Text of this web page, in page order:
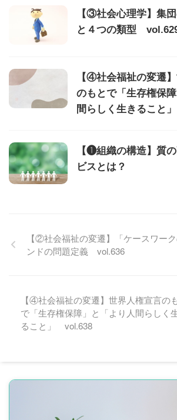
【③社会心理学】集
と４つの類型
【④社会福祉の変遷
のもとで「生存権保
間らしく生きること
【❶組織の構造】質
ビスとは？
【②社会福祉の変遷】「ケースワー
ンドの問題定義 vol.636
【④社会福祉の変遷】世界人権宣言の
で「生存権保障」と「より人間らしく
ること」 vol.638